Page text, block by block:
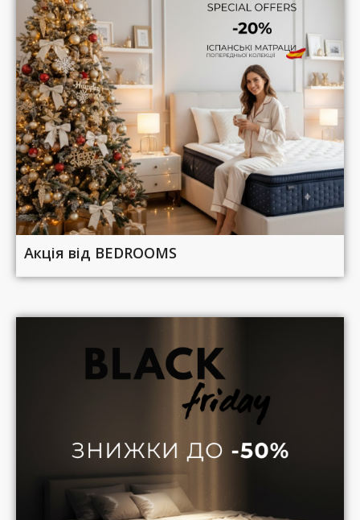
Акція від BEDROOMS